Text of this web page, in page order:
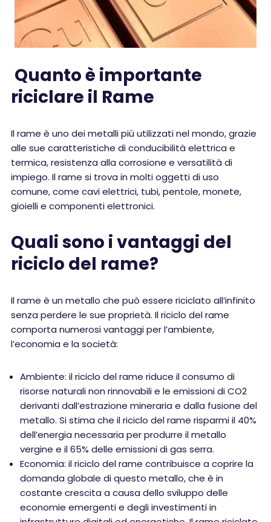
Quanto è importante
riciclare il Rame
Il rame è uno dei metalli più utilizzati nel mondo, grazie
alle sue caratteristiche di conducibilità elettrica e
termica, resistenza alla corrosione e versatilità di
impiego. Il rame si trova in molti oggetti di uso
comune, come cavi elettrici, tubi, pentole, monete,
gioielli e componenti elettronici.
Quali sono i vantaggi del
riciclo del rame?
Il rame è un metallo che può essere riciclato all’infinito
senza perdere le sue proprietà. Il riciclo del rame
comporta numerosi vantaggi per l’ambiente,
l’economia e la società:
Ambiente: il riciclo del rame riduce il consumo di
risorse naturali non rinnovabili e le emissioni di CO2
derivanti dall’estrazione mineraria e dalla fusione del
metallo. Si stima che il riciclo del rame risparmi il 40%
dell’energia necessaria per produrre il metallo
vergine e il 65% delle emissioni di gas serra.
Economia: il riciclo del rame contribuisce a coprire la
domanda globale di questo metallo, che è in
costante crescita a causa dello sviluppo delle
economie emergenti e degli investimenti in